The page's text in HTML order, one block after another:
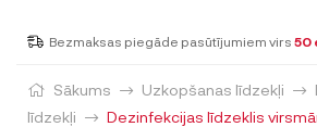
Bezmaksas piegāde pasūtījumiem virs 50
Sākums Uzkopšanas līdzekļi
līdzekļi
Dezinfekcijas līdzeklis